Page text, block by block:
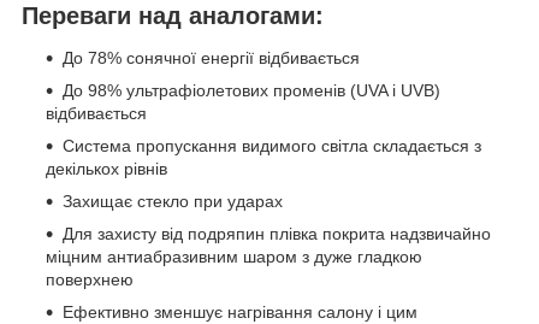
Переваги над аналогами:
До 78% сонячної енергії відбивається
До 98% ультрафіолетових променів (UVA і UVB)
відбивається
Система пропускання видимого світла складається з
декількох рівнів
Захищає стекло при ударах
Для захисту від подряпин плівка покрита надзвичайно
міцним антиабразивним шаром з дуже гладкою
поверхнею
Ефективно зменшує нагрівання салону і цим